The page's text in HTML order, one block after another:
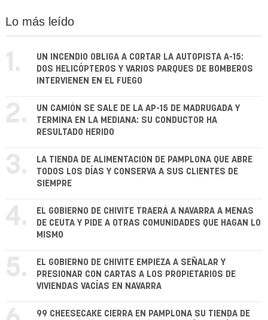
Lo más leído
1.
UN INCENDIO OBLIGA A CORTAR LA AUTOPISTA A-15:
DOS HELICÓPTEROS Y VARIOS PARQUES DE BOMBEROS
INTERVIENEN EN EL FUEGO
2.
UN CAMIÓN SE SALE DE LA AP-15 DE MADRUGADA Y
TERMINA EN LA MEDIANA: SU CONDUCTOR HA
RESULTADO HERIDO
3.
LA TIENDA DE ALIMENTACIÓN DE PAMPLONA QUE ABRE
TODOS LOS DÍAS Y CONSERVA A SUS CLIENTES DE
SIEMPRE
4.
EL GOBIERNO DE CHIVITE TRAERÁ A NAVARRA A MENAS
DE CEUTA Y PIDE A OTRAS COMUNIDADES QUE HAGAN LO
MISMO
5.
EL GOBIERNO DE CHIVITE EMPIEZA A SEÑALAR Y
PRESIONAR CON CARTAS A LOS PROPIETARIOS DE
VIVIENDAS VACÍAS EN NAVARRA
99 CHEESECAKE CIERRA EN PAMPLONA SU TIENDA DE